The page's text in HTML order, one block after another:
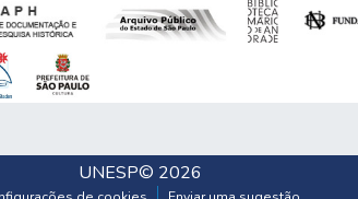
UNESP© 2026